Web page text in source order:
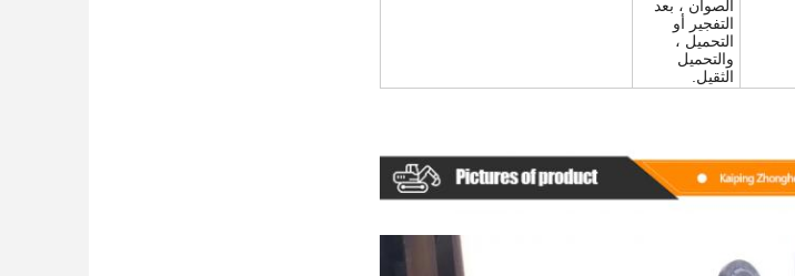
الصوان ، بعد
التفجير أو
التحميل ،
والتحميل
الثقيل.